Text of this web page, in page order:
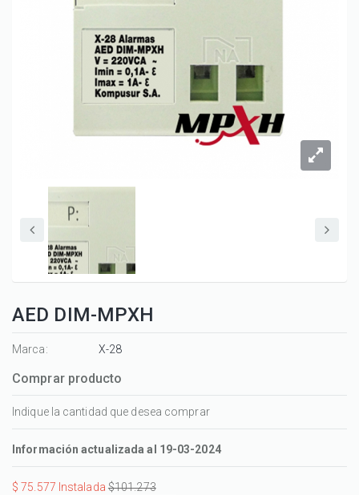
AED DIM-MPXH
Marca: X-28
Comprar producto
Indique la cantidad que desea comprar
Información actualizada al 19-03-2024
$ 75.577 Instalada $101.273